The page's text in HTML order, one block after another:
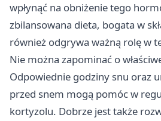
wpłynąć na obniżenie tego
zbilansowana dieta, bogata w
również odgrywa ważną rolę w
Nie można zapominać o
Odpowiednie godziny snu oraz
przed snem mogą pomóc w
kortyzolu. Dobrze jest także